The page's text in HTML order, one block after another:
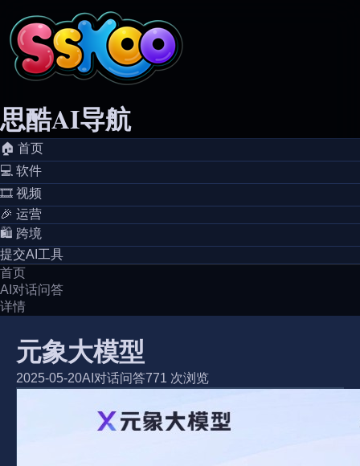
思酷AI导航
🏠️ 首页
💻️ 软件
🎞️ 视频
🎉 运营
🛍️ 跨境
提交AI工具
首页
AI对话问答
详情
元象大模型
2025-05-20AI对话问答771 次浏览